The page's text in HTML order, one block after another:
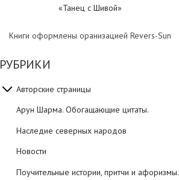
«Танец с Шивой»
Книги оформлены оранизацией Revers-Sun
РУБРИКИ
Авторские страницы
Арун Шарма. Обогащающие цитаты.
Наследие северных народов
Новости
Поучительные истории, притчи и афоризмы.